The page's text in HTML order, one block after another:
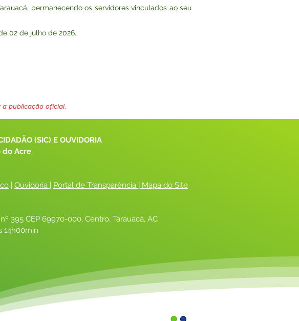
permanecendo os servidores vinculados ao seu
02 de julho de 2026.
publicação oficial.
(SIC) E OUVIDORIA
do Acre
| Ouvidoria | Portal de Transparência | Mapa do Site
395 CEP 69970-000, Centro, Tarauacá, AC
14h00min